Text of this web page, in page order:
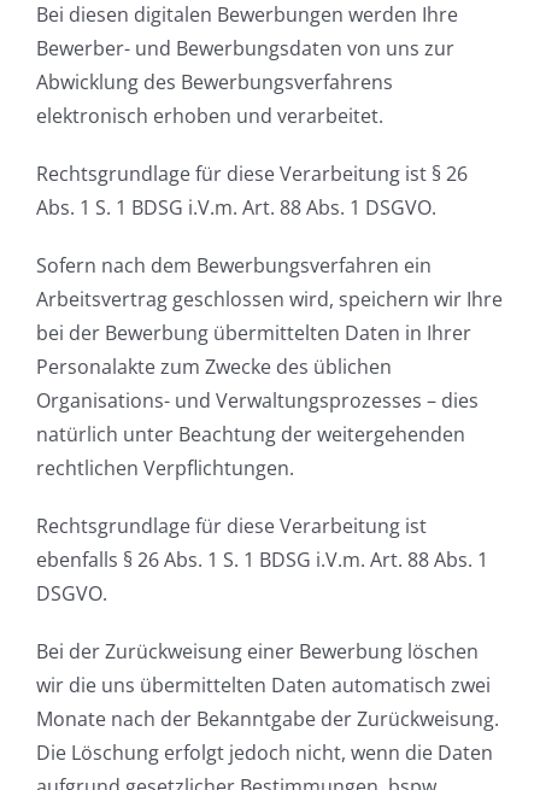
Bei diesen digitalen Bewerbungen werden Ihre
Bewerber- und Bewerbungsdaten von uns zur
Abwicklung des Bewerbungsverfahrens
elektronisch erhoben und verarbeitet.
Rechtsgrundlage für diese Verarbeitung ist § 26
Abs. 1 S. 1 BDSG i.V.m. Art. 88 Abs. 1 DSGVO.
Sofern nach dem Bewerbungsverfahren ein
Arbeitsvertrag geschlossen wird, speichern wir Ihre
bei der Bewerbung übermittelten Daten in Ihrer
Personalakte zum Zwecke des üblichen
Organisations- und Verwaltungsprozesses – dies
natürlich unter Beachtung der weitergehenden
rechtlichen Verpflichtungen.
Rechtsgrundlage für diese Verarbeitung ist
ebenfalls § 26 Abs. 1 S. 1 BDSG i.V.m. Art. 88 Abs. 1
DSGVO.
Bei der Zurückweisung einer Bewerbung löschen
wir die uns übermittelten Daten automatisch zwei
Monate nach der Bekanntgabe der Zurückweisung.
Die Löschung erfolgt jedoch nicht, wenn die Daten